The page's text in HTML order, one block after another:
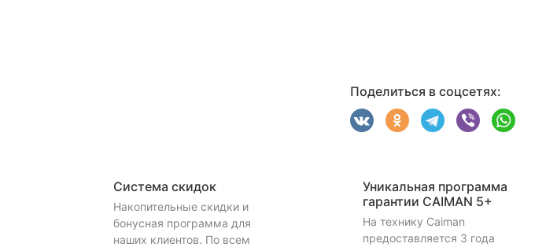
Поделиться в соцсетях:
Система скидок
Накопительные скидки и
бонусная программа для
наших клиентов. По всем
Уникальная программа
гарантии CAIMAN 5+
На технику Caiman
предоставляется 3 года